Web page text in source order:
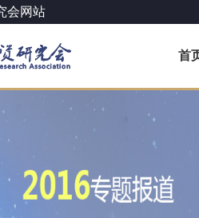
会网站
首